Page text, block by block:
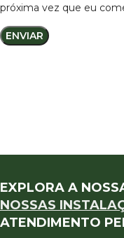
próxima vez que eu
EXPLORA A
NOSSAS
ATENDIMENTO